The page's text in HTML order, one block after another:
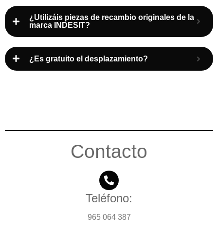
¿Utilizáis piezas de recambio originales de la
marca INDESIT?
¿Es gratuito el desplazamiento?
Contacto
Teléfono:
965 064 387